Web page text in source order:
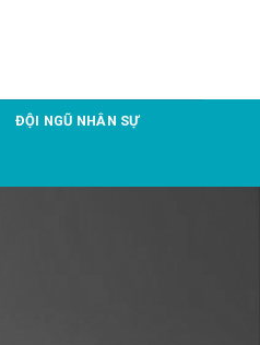
ĐỘI NGŨ NHÂN SỰ